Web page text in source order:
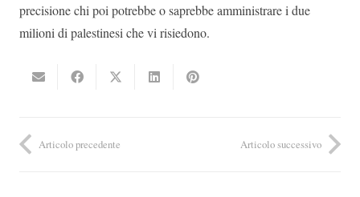
precisione chi poi potrebbe o saprebbe amministrare i due
milioni di palestinesi che vi risiedono.
Articolo precedente Articolo successivo